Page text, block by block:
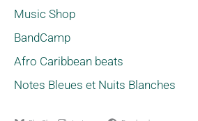
Music Shop
BandCamp
Afro Caribbean beats
Notes Bleues et Nuits Blanches